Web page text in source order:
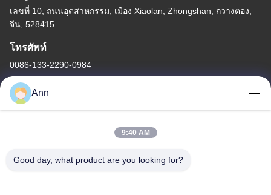
เลขที่ 10, ถนนอุตสาหกรรม, เมือง Xiaolan, Zhongshan, กวางตอง,
จีน, 528415
โทรศัพท์
0086-133-2290-0984
จีน คุณภาพดี ลูกล้ออุตสาหกรรม ผู้จัดจําหน่าย.ลิขสิทธิ์ -2026
Ann
9:40 AM
Good day, what product are you looking for?